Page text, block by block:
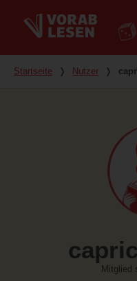
Du bist hier
Startseite ❭ Nutzer ❭
Mitglied